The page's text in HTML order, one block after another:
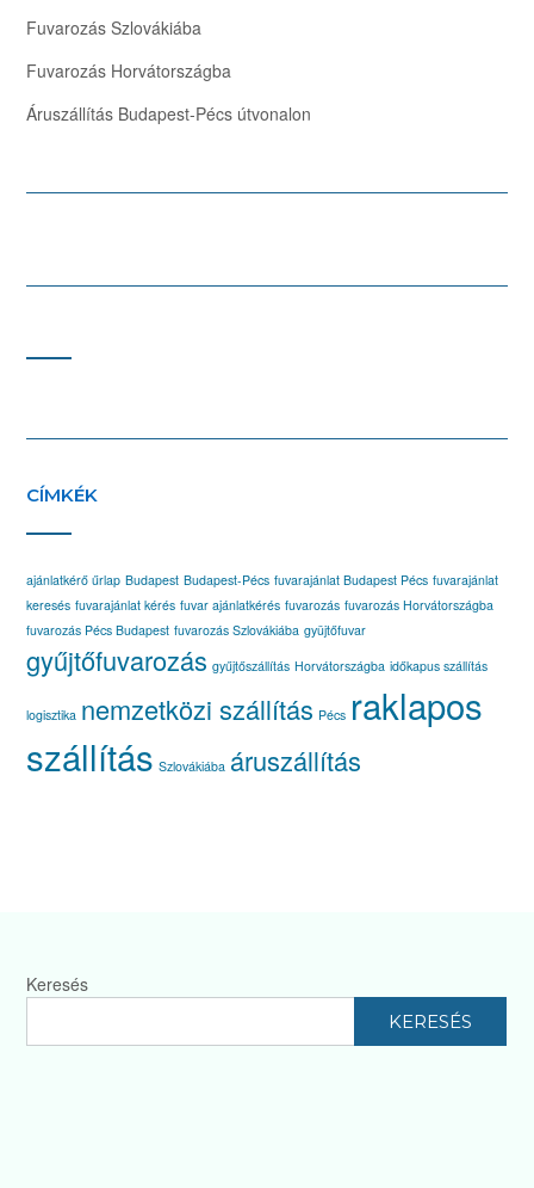
Fuvarozás Szlovákiába
Fuvarozás Horvátországba
Áruszállítás Budapest-Pécs útvonalon
CÍMKÉK
ajánlatkérő űrlap Budapest Budapest-Pécs fuvarajánlat Budapest Pécs fuvarajánlat
keresés fuvarajánlat kérés fuvar ajánlatkérés fuvarozás fuvarozás Horvátországba
fuvarozás Pécs Budapest fuvarozás Szlovákiába gyüjtőfuvar
gyűjtőfuvarozás gyűjtőszállítás Horvátországba időkapus szállítás
logisztika nemzetközi szállítás Pécs raklapos
szállítás Szlovákiába áruszállítás
Keresés
KERESÉS